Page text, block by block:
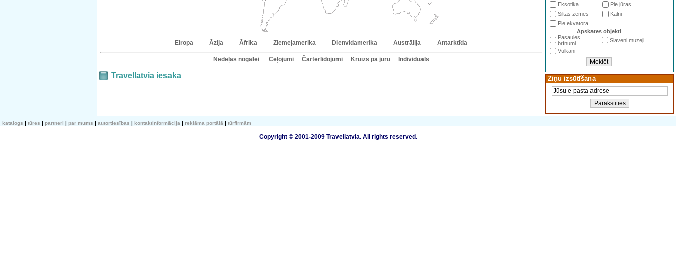
Eiropa Āzija Āfrika Ziemeļamerika Dienvidamerika Austrālija Antarktīda
Nedēļas nogalei Ceļojumi Čarterlidojumi Kruīzs pa jūru Individuāls
Travellatvia iesaka
Eksotika
Pie jūras
Siltās zemes
Kalni
Pie ekvatora
Apskates objekti
Pasaules
brīnumi
Slaveni muzeji
Vulkāni
Ziņu izsūtīšana
katalogs tūres partneri par mums autortiesības kontaktinformācija reklāma portālā tūrfirmām
Copyright © 2001-2009 Travellatvia. All rights reserved.